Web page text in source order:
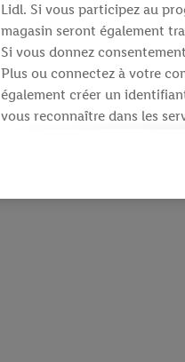
Lidl. Si vous participez au
magasin seront également
Si vous donnez
Plus ou connectez à votre
également créer un
vous reconnaître dans les
identifiants qui vous sont
Sous réserve de votre
produits pour lesquels vous